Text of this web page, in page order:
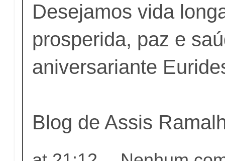
Desejamos vida
prosperida, paz e
aniversariante
Blog de Assis